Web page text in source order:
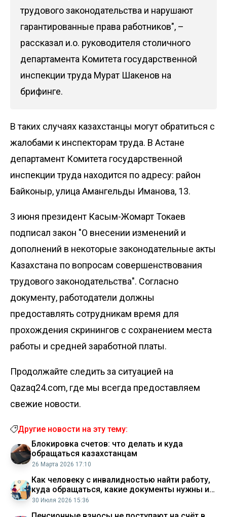
трудового законодательства и нарушают
гарантированные права работников", –
рассказал и.о. руководителя столичного
департамента Комитета государственной
инспекции труда Мурат Шакенов на
брифинге.
В таких случаях казахстанцы могут обратиться с
жалобами к инспекторам труда. В Астане
департамент Комитета государственной
инспекции труда находится по адресу: район
Байконыр, улица Амангельды Иманова, 13.
3 июня президент Касым-Жомарт Токаев
подписал закон "О внесении изменений и
дополнений в некоторые законодательные акты
Казахстана по вопросам совершенствования
трудового законодательства". Согласно
документу, работодатели должны
предоставлять сотрудникам время для
прохождения скринингов с сохранением места
работы и средней заработной платы.
Продолжайте следить за ситуацией на
Qazaq24.com, где мы всегда предоставляем
свежие новости.
Другие новости на эту тему:
Блокировка счетов: что делать и куда
обращаться казахстанцам
26 Марта 2026 17:10
Как человеку с инвалидностью найти работу,
куда обращаться, какие документы нужны и
что обязан сделать работодатель
30 Июля 2026 15:36